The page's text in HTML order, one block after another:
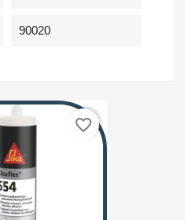
90020
favorite_border